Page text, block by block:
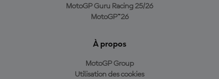
MotoGP Guru Racing 25/26
MotoGP™26
À propos
MotoGP Group
Utilisation des cookies